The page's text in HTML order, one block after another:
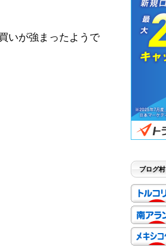
いが強まったようで
ブログ村